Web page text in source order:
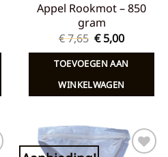
Appel Rookmot – 850
gram
€7,65
prijs
was:
€ 7,65.
€5,00Huidige
is:
€ 5,00.
TOEVOEGEN AAN
WINKELWAGEN